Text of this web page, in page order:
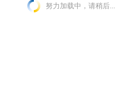
努力加载中，请稍后...